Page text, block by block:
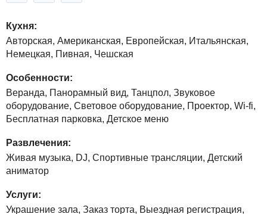
Кухня:
Авторская, Американская, Европейская, Итальянская,
Немецкая, Пивная, Чешская
Особенности:
Веранда, Панорамный вид, Танцпол, Звуковое
оборудование, Световое оборудование, Проектор, Wi-fi,
Бесплатная парковка, Детское меню
Развлечения:
Живая музыка, DJ, Спортивные трансляции, Детский
аниматор
Услуги:
Украшение зала, Заказ торта, Выездная регистрация,